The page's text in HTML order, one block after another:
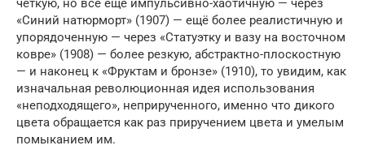
чёткую, но всё ещё импульсивно-хаотичную — через
«Синий натюрморт» (1907) — ещё более реалистичную и
упорядоченную — через «Статуэтку и вазу на восточном
ковре» (1908) — более резкую, абстрактно-плоскостную
— и наконец к «Фруктам и бронзе» (1910), то увидим, как
изначальная революционная идея использования
«неподходящего», неприрученного, именно что дикого
цвета обращается как раз приручением цвета и умелым
помыканием им.